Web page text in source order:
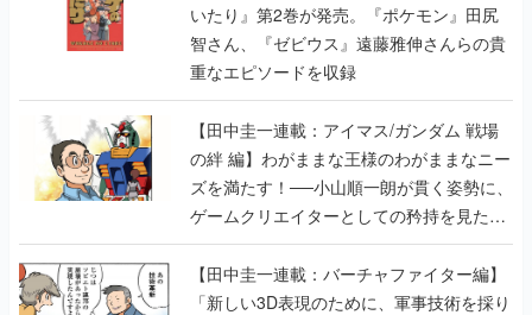
いたり』第2巻が発売。『ポケモン』田尻
智さん、『ゼビウス』遠藤雅伸さんらの貴
重なエピソードを収録
【田中圭一連載：アイマス/ガンダム 戦場
の絆 編】わがままな王様のわがままなニー
ズを満たす！──小山順一朗が貫く姿勢に、
ゲームクリエイターとしての矜持を見た
【若ゲのいたり最終回】
【田中圭一連載：バーチャファイター編】
「新しい3D表現のために、軍事技術を採り